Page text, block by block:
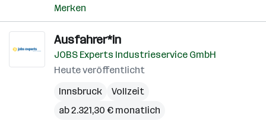
Merken
Ausfahrer*in
JOBS Experts Industrieservice GmbH
Heute veröffentlicht
Innsbruck
Vollzeit
ab 2.321,30 € monatlich